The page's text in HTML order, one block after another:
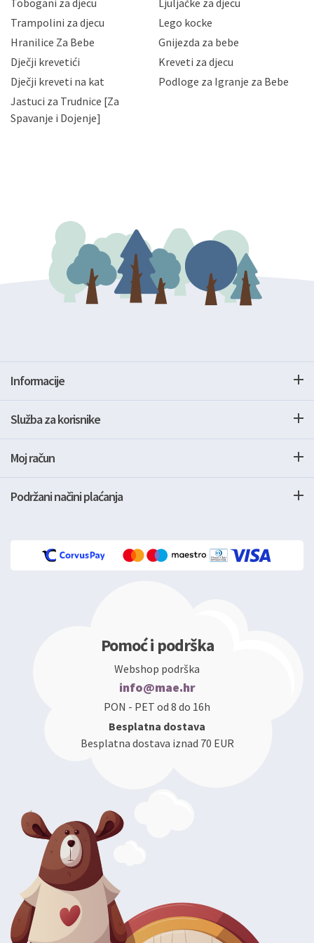
priopćavanje osobnih podataka samo onim svojim
zaposlenicima kojima su isti potrebni radi provedbe
slučajevima koji su dozvoljeni zakonima. Napominjemo
da možete u svako doba, u potpunosti ili djelomice,
zatražiti prestanak aktivnosti obrade Vaših osobnih
podataka. Opoziv privole možete podnijeti poštom na
gore navedenu adresu ili e-mailom na adresu:
Tobogani za djecu
Ljuljačke za djecu
Trampolini za djecu
Lego kocke
Hranilice Za Bebe
Gnijezda za bebe
Dječji krevetići
Kreveti za djecu
Dječji kreveti na kat
Podloge za Igranje za Bebe
Jastuci za Trudnice [Za
Spavanje i Dojenje]
Informacije
Služba za korisnike
Moj račun
Podržani načini plaćanja
Pomoć i podrška
Webshop podrška
info@mae.hr
PON - PET od 8 do 16h
Besplatna dostava
Besplatna dostava iznad 70 EUR